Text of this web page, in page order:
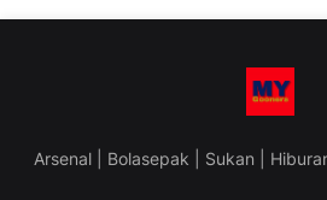
Arsenal | Bolasepak | Sukan |